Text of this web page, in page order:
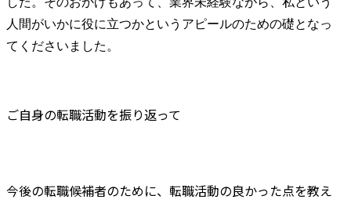
人間がいかに役に立つかというアピールのための礎となっ
てくださいました。
ご自身の転職活動を振り返って
今後の転職候補者のために、転職活動の良かった点を教え